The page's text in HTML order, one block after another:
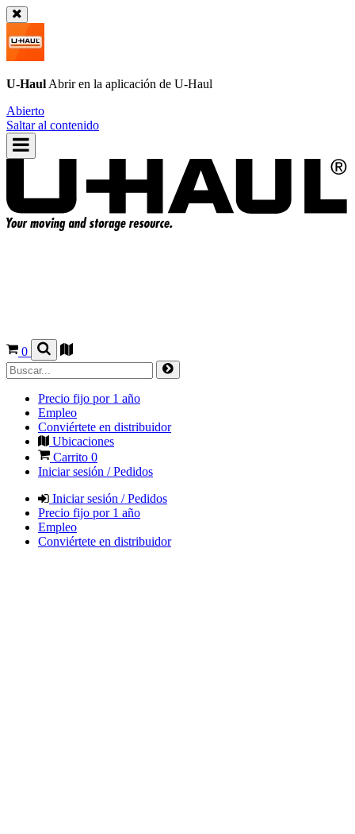
U-Haul Abrir en la aplicación de U-Haul
Abierto
Saltar al contenido
0
Precio fijo por 1 año
Empleo
Conviértete en distribuidor
Ubicaciones
Carrito 0
Iniciar sesión / Pedidos
Iniciar sesión / Pedidos
Precio fijo por 1 año
Empleo
Conviértete en distribuidor